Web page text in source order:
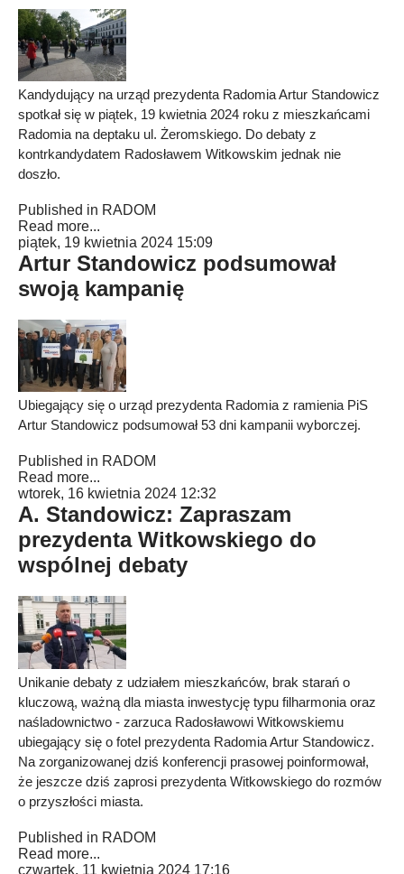
Kandydujący na urząd prezydenta Radomia Artur Standowicz
spotkał się w piątek, 19 kwietnia 2024 roku z mieszkańcami
Radomia na deptaku ul. Żeromskiego. Do debaty z
kontrkandydatem Radosławem Witkowskim jednak nie
doszło.
Published in RADOM
Read more...
piątek, 19 kwietnia 2024 15:09
Artur Standowicz podsumował
swoją kampanię
Ubiegający się o urząd prezydenta Radomia z ramienia PiS
Artur Standowicz podsumował 53 dni kampanii wyborczej.
Published in RADOM
Read more...
wtorek, 16 kwietnia 2024 12:32
A. Standowicz: Zapraszam
prezydenta Witkowskiego do
wspólnej debaty
Unikanie debaty z udziałem mieszkańców, brak starań o
kluczową, ważną dla miasta inwestycję typu filharmonia oraz
naśladownictwo - zarzuca Radosławowi Witkowskiemu
ubiegający się o fotel prezydenta Radomia Artur Standowicz.
Na zorganizowanej dziś konferencji prasowej poinformował,
że jeszcze dziś zaprosi prezydenta Witkowskiego do rozmów
o przyszłości miasta.
Published in RADOM
Read more...
czwartek, 11 kwietnia 2024 17:16